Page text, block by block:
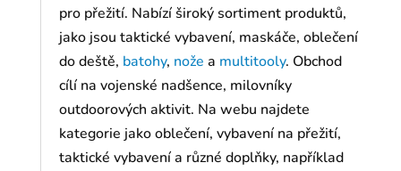
pro přežití. Nabízí široký sortiment produktů,
jako jsou taktické vybavení, maskáče, oblečení
do deště, batohy, nože a multitooly. Obchod
cílí na vojenské nadšence, milovníky
outdoorových aktivit. Na webu najdete
kategorie jako oblečení, vybavení na přežití,
taktické vybavení a různé doplňky, například